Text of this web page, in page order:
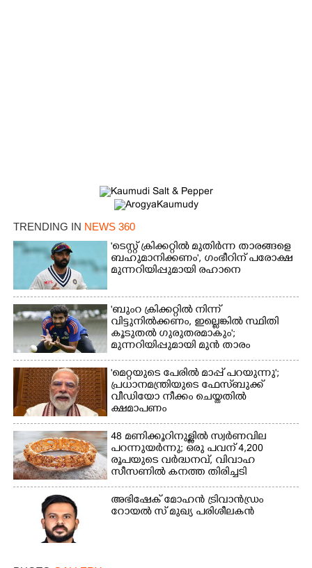
TRENDING IN NEWS 360
'ടെസ്റ്റ് ക്രിക്കറ്റിൽ മുതിർന്ന താരങ്ങളെ
ബഹുമാനിക്കണം', ഗംഭീറിന് പരോക്ഷ
മുന്നറിയിപ്പുമായി രഹാനെ
'ബുംറ ക്രിക്കറ്റിൽ നിന്ന്
വിട്ടുനിൽക്കണം, ഇല്ലെങ്കിൽ സ്ഥിതി
കൂടുതൽ ഗുരുതരമാകും';
മുന്നറിയിപ്പുമായി മുൻ താരം
'മെറ്റയുടെ പേരിൽ മാപ്പ് പറയുന്നു';
പ്രധാനമന്ത്രിയുടെ ഫേസ്‌ബുക്ക്
വീഡിയോ നീക്കം ചെയ്തതിൽ
ക്ഷമാപണം
48 മണിക്കൂറിനുള്ളിൽ സ്വർണവില
പറന്നുയർന്നു; ഒരു പവന് 4,200
രൂപയുടെ വർദ്ധനവ്, വിവാഹ
സീസണിൽ കനത്ത തിരിച്ചടി
അഭിഷേക് മോഹൻ ട്രിവാൻഡ്രം
റോയൽ സ് മുഖ്യ പരിശീലകൻ